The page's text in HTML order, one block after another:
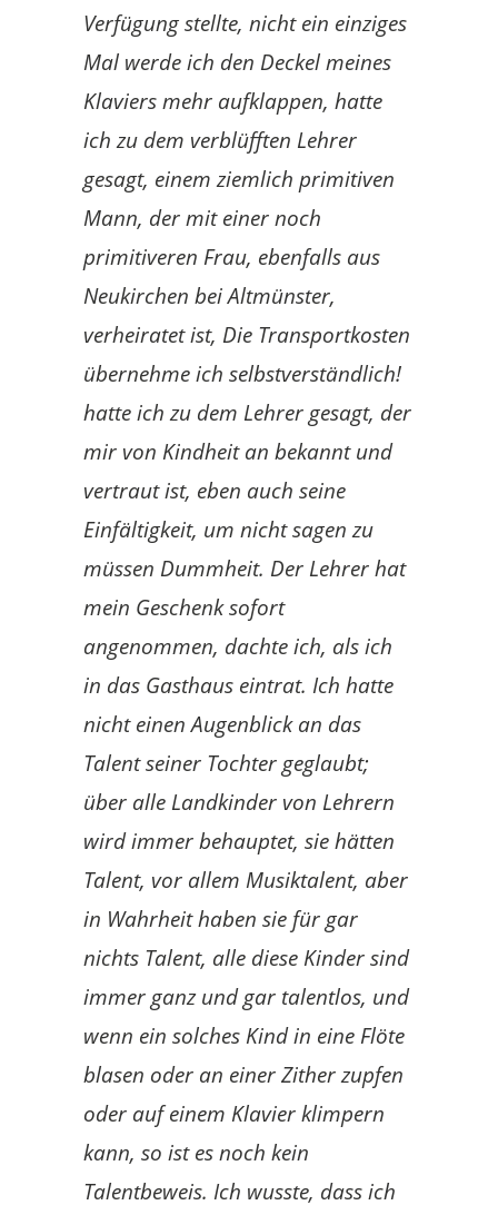
Verfügung stellte, nicht ein einziges
Mal werde ich den Deckel meines
Klaviers mehr aufklappen, hatte
ich zu dem verblüfften Lehrer
gesagt, einem ziemlich primitiven
Mann, der mit einer noch
primitiveren Frau, ebenfalls aus
Neukirchen bei Altmünster,
verheiratet ist, Die Transportkosten
übernehme ich selbstverständlich!
hatte ich zu dem Lehrer gesagt, der
mir von Kindheit an bekannt und
vertraut ist, eben auch seine
Einfältigkeit, um nicht sagen zu
müssen Dummheit. Der Lehrer hat
mein Geschenksofort
angenommen, dachte ich, als ich
in das Gasthaus eintrat. Ich hatte
nicht einen Augenblick an das
Talent seiner Tochter geglaubt;
über alle Landkinder von Lehrern
wird immer behauptet, sie hätten
Talent, vor allem Musiktalent, aber
in Wahrheit haben sie für gar
nichts Talent, alle diese Kinder sind
immer ganz und gar talentlos, und
wenn ein solches Kind in eine Flöte
blasen oder an einer Zither zupfen
oder auf einem Klavier klimpern
kann, so ist es noch kein
Talentbeweis. Ich wusste, dass ich